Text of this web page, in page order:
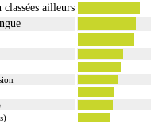
ailleurs